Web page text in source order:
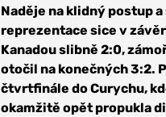
Dynamo
Pardubice
Naděje na klidný postup
reprezentace sice v
Kanadou slibně 2:0,
otočil na konečných 3:2.
čtvrtfinále do Curychu,
okamžitě opět propukla